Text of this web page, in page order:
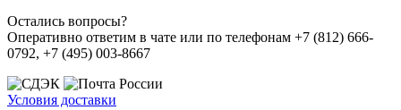
Остались вопросы?
Оперативно ответим в чате или по телефонам +7 (812) 666-
0792, +7 (495) 003-8667
Условия доставки